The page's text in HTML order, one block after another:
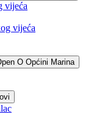
vijeća
vijeća
O Općini Marina